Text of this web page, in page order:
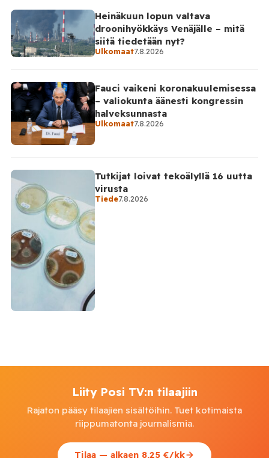
Heinäkuun lopun valtava
droonihyökkäys Venäjälle – mitä
siitä tiedetään nyt?
Ulkomaat7.8.2026
Fauci vaikeni koronakuulemisessa
– valiokunta äänesti kongressin
halveksunnasta
Ulkomaat7.8.2026
Tutkijat loivat tekoälyllä 16 uutta
virusta
Tiede7.8.2026
Liity Posi TV:n tilaajiin
Rajaton pääsy tilaajien sisältöihin. Tuet kotimaista
riippumatonta journalismia.
Tilaa — alkaen 8,25 €/kk